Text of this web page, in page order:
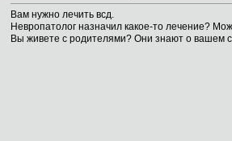
Вам нужно лечить всд.
Невропатолог назначил какое-то лечение?
Вы живете с родителями? Они знают о вашем